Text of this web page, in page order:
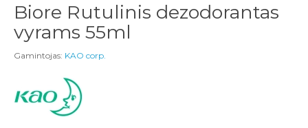
Biore Rutulinis dezodorantas
vyrams 55ml
Gamintojas: KAO corp.